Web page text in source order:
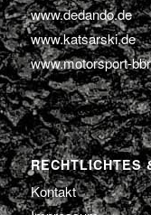
www.dedando.de
www.katsarski.de
www.motorsport-
RECHTLICHTES
Kontakt